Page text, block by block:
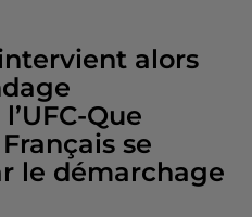
alors
Que
se
le démarchage